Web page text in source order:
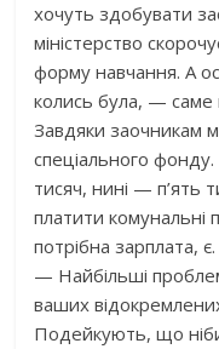
хочуть здобувати
міністерство
форму навчання. А
колись була, — саме
Завдяки заочникам
спеціального
тисяч, нині — п’ять
платити комунальні
потрібна зарплата, є.
— Найбільші
ваших
Подейкують, що